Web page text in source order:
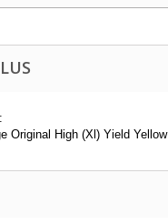
Original High (Xl) Yield Yellow